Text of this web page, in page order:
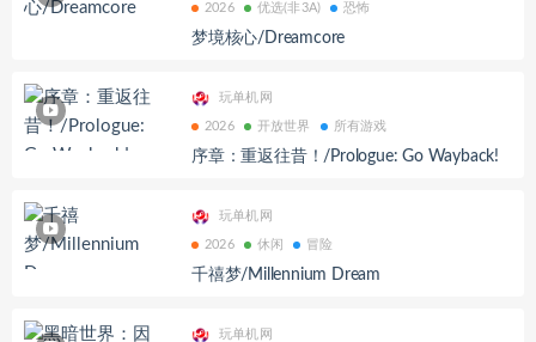
2026 优选(非3A) 恐怖
梦境核心/Dreamcore
玩单机网
2026 开放世界 所有游戏
序章：重返往昔！/Prologue: Go Wayback!
玩单机网
2026 休闲 冒险
千禧梦/Millennium Dream
玩单机网